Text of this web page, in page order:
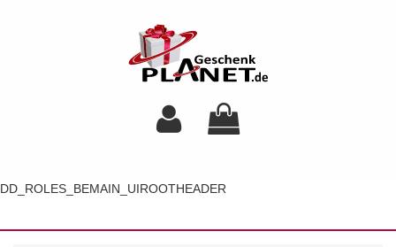
DD_ROLES_BEMAIN_UIROOTHEADER